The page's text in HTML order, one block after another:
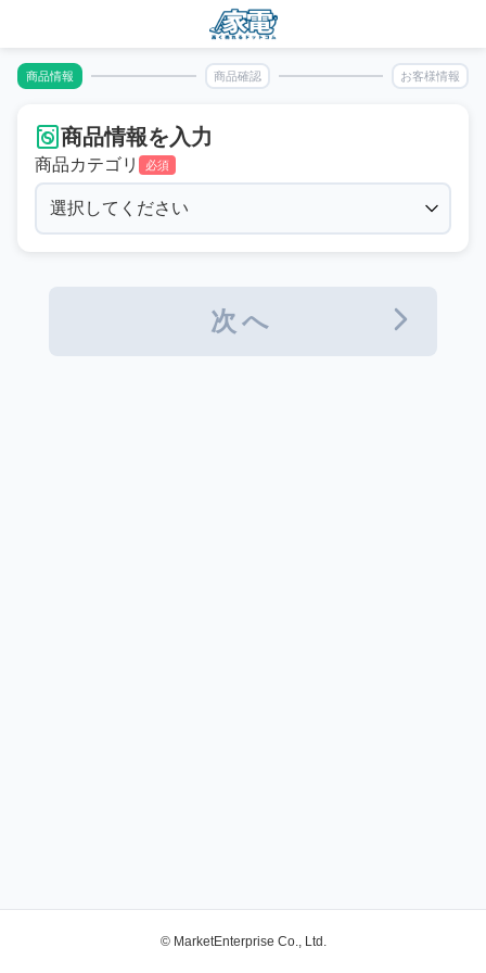
商品情報 商品確認 お客様情報
商品情報を入力
商品カテゴリ 必須
次へ
© MarketEnterprise Co., Ltd.